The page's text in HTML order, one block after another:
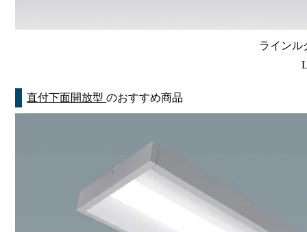
ラインル
直付下面開放型のおすすめ商品